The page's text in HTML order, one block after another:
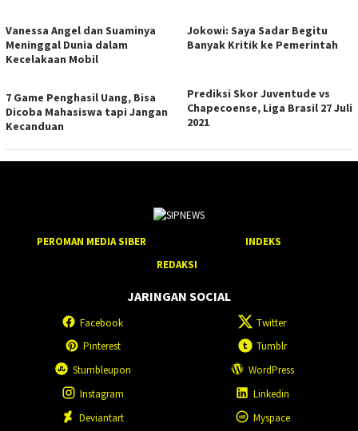
Vanessa Angel dan Suaminya
Meninggal Dunia dalam
Kecelakaan Mobil
Jokowi: Saya Sadar Begitu
Banyak Kritik ke Pemerintah
7 Game Penghasil Uang, Bisa
Dicoba Mahasiswa tapi Jangan
Kecanduan
Prediksi Skor Juventude vs
Chapecoense, Liga Brasil 27 Juli
2021
PEROMAN MEDIA SIBER
INDEKS
REDAKSI
JARINGAN SOCIAL
Facebook
Twitter
Pinterest
Tumblr
Stumbleupon
WordPress
Instagram
Linkedin
Deviantart
Myspace